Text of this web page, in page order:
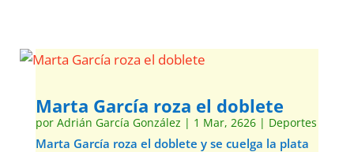
Marta García roza el doblete
por Adrián García González | 1 Mar, 2626| Deportes
Marta García roza el doblete y se cuelga la plata